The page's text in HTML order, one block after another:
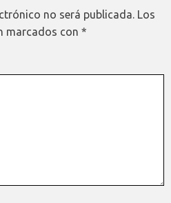
no será publicada. Los
marcados con *